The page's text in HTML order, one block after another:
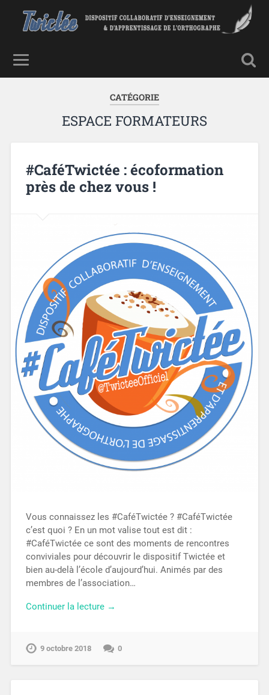
CATÉGORIE
ESPACE FORMATEURS
#CaféTwictée : écoformation
près de chez vous !
Vous connaissez les #CaféTwictée ? #CaféTwictée
c’est quoi ? En un mot valise tout est dit :
#CaféTwictée ce sont des moments de rencontres
conviviales pour découvrir le dispositif Twictée et
bien au-delà l’école d’aujourd’hui. Animés par des
membres de l’association…
Continuer la lecture →
9 octobre 2018 0